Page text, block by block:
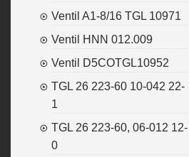
Ventil A1-8/16 TGL 10971
Ventil HNN 012.009
Ventil D5COTGL10952
TGL 26 223-60 10-042 22-
1
TGL 26 223-60, 06-012 12-
0